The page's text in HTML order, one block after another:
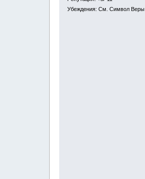
Убеждения: См. Символ Веры